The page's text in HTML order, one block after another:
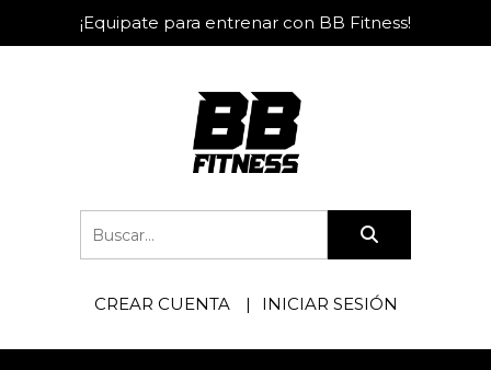
¡Equipate para entrenar con BB Fitness!
CREAR CUENTA INICIAR SESIÓN